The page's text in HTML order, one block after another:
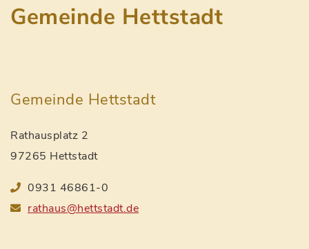
Gemeinde Hettstadt
Gemeinde Hettstadt
Rathausplatz 2
97265 Hettstadt
0931 46861-0
rathaus@hettstadt.de